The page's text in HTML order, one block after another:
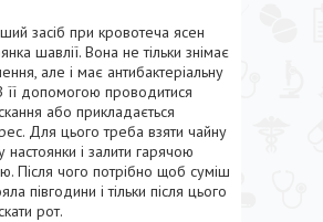
засіб при кровотеча ясен
шавлії. Вона не тільки знімає
але і має антибактеріальну
її допомогою проводитися
або прикладається
Для цього треба взяти чайну
настоянки і залити гарячою
Після чого потрібно щоб суміш
півгодини і тільки після цього
рот.